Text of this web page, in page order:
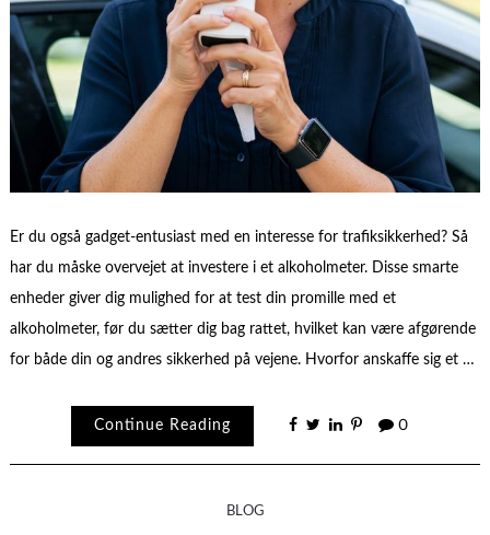
Er du også gadget-entusiast med en interesse for trafiksikkerhed? Så
har du måske overvejet at investere i et alkoholmeter. Disse smarte
enheder giver dig mulighed for at test din promille med et
alkoholmeter, før du sætter dig bag rattet, hvilket kan være afgørende
for både din og andres sikkerhed på vejene. Hvorfor anskaffe sig et …
Continue Reading 0
BLOG